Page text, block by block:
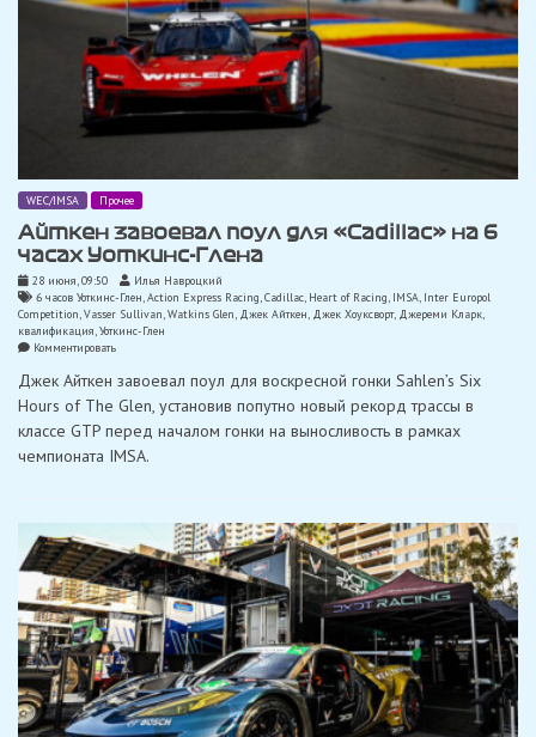
WEC/IMSA Прочее
Айткен завоевал поул для «Cadillac» на 6
часах Уоткинс-Глена
28 июня, 09:50
Илья Навроцкий
6 часов Уоткинс-Глен,Action Express Racing,Cadillac, Heart of Racing, IMSA, Inter Europol
Competition,Vasser Sullivan,Watkins Glen, Джек Айткен, Джек Хоуксворт, Джереми Кларк
квалификация,Уоткинс-Глен
Комментироватьon
завоевал
поул
для
«Cadillac»
на
6
Джек Айткен завоевал поул для воскресной гонки Sahlen’s Six
Hours of The Glen, установив попутно новый рекорд трассы в
классе GTP перед началом гонки на выносливость в рамках
чемпионата IMSA.